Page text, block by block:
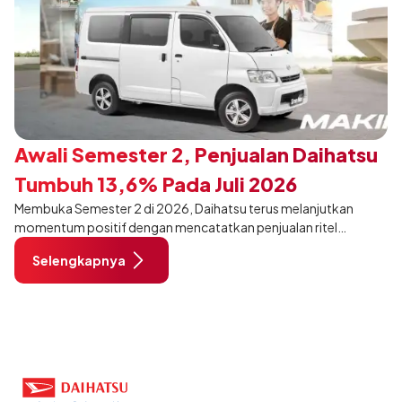
Awali Semester 2, Penjualan Daihatsu
Tumbuh 13,6% Pada Juli 2026
Membuka Semester 2 di 2026, Daihatsu terus melanjutkan
momentum positif dengan mencatatkan penjualan ritel
sebanyak 12.750 unit pada Juli 2026. Capaian tersebut tumbuh
13,6% dibandingkan periode yang sama tahun lalu sebanyak
11.220 unit, dan tetap stabil dibandingkan bulan Juni 2026 lalu.
Selengkapnya